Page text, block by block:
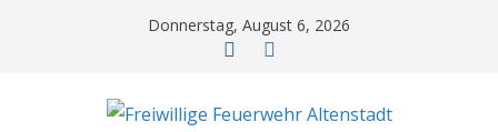
Donnerstag, August 6, 2026